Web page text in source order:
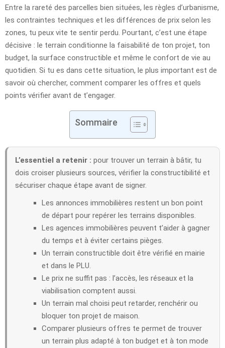
Entre la rareté des parcelles bien situées, les règles d’urbanisme,
les contraintes techniques et les différences de prix selon les
zones, tu peux vite te sentir perdu. Pourtant, c’est une étape
décisive : le terrain conditionne la faisabilité de ton projet, ton
budget, la surface constructible et même le confort de vie au
quotidien. Si tu es dans cette situation, le plus important est de
savoir où chercher, comment comparer les offres et quels
points vérifier avant de t’engager.
Sommaire
L’essentiel a retenir : pour trouver un terrain à bâtir, tu
dois croiser plusieurs sources, vérifier la constructibilité et
sécuriser chaque étape avant de signer.
Les annonces immobilières restent un bon point
de départ pour repérer les terrains disponibles.
Les agences immobilières peuvent t’aider à gagner
du temps et à éviter certains pièges.
Un terrain constructible doit être vérifié en mairie
et dans le PLU.
Le prix ne suffit pas : l’accès, les réseaux et la
viabilisation comptent aussi.
Un terrain mal choisi peut retarder, renchérir ou
bloquer ton projet de maison.
Comparer plusieurs offres te permet de trouver
un terrain plus adapté à ton budget et à ton mode